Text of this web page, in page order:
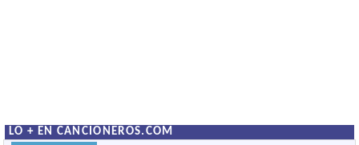
LO + EN CANCIONEROS.COM